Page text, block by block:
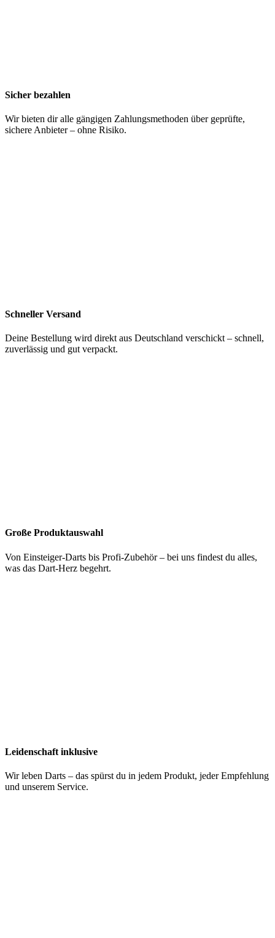
Sicher bezahlen
Wir bieten dir alle gängigen Zahlungsmethoden über geprüfte,
sichere Anbieter – ohne Risiko.
Schneller Versand
Deine Bestellung wird direkt aus Deutschland verschickt – schnell,
zuverlässig und gut verpackt.
Große Produktauswahl
Von Einsteiger-Darts bis Profi-Zubehör – bei uns findest du alles,
was das Dart-Herz begehrt.
Leidenschaft inklusive
Wir leben Darts – das spürst du in jedem Produkt, jeder Empfehlung
und unserem Service.